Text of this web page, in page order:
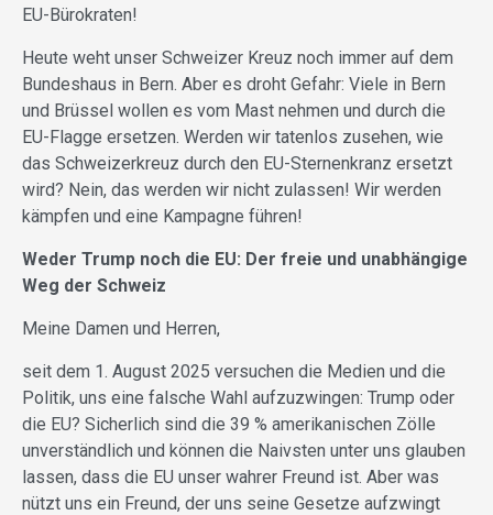
EU-Bürokraten!
Heute weht unser Schweizer Kreuz noch immer auf dem
Bundeshaus in Bern. Aber es droht Gefahr: Viele in Bern
und Brüssel wollen es vom Mast nehmen und durch die
EU-Flagge ersetzen. Werden wir tatenlos zusehen, wie
das Schweizerkreuz durch den EU-Sternenkranz ersetzt
wird? Nein, das werden wir nicht zulassen! Wir werden
kämpfen und eine Kampagne führen!
Weder Trump noch die EU: Der freie und unabhängige
Weg der Schweiz
Meine Damen und Herren,
seit dem 1. August 2025 versuchen die Medien und die
Politik, uns eine falsche Wahl aufzuzwingen: Trump oder
die EU? Sicherlich sind die 39 % amerikanischen Zölle
unverständlich und können die Naivsten unter uns glauben
lassen, dass die EU unser wahrer Freund ist. Aber was
nützt uns ein Freund, der uns seine Gesetze aufzwingt